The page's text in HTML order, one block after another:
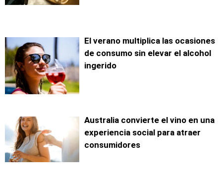
El verano multiplica las ocasiones
de consumo sin elevar el alcohol
ingerido
Australia convierte el vino en una
experiencia social para atraer
consumidores